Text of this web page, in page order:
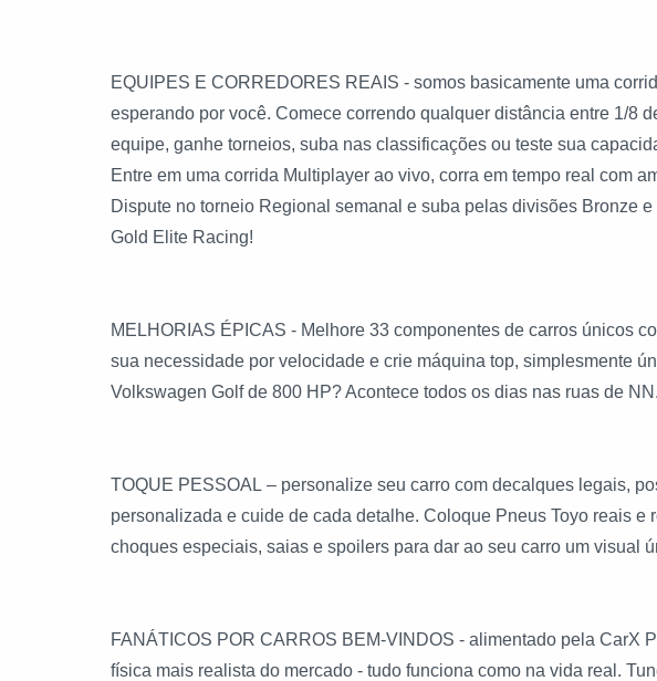
EQUIPES E CORREDORES REAIS - somos basicamente uma
esperando por você. Comece correndo qualquer distância entre 1/8
equipe, ganhe torneios, suba nas classificações ou teste sua
Entre em uma corrida Multiplayer ao vivo, corra em tempo real com
Dispute no torneio Regional semanal e suba pelas divisões Bronze
Gold Elite Racing!
MELHORIAS ÉPICAS - Melhore 33 componentes de carros únicos
sua necessidade por velocidade e crie máquina top, simplesmente
Volkswagen Golf de 800 HP? Acontece todos os dias nas ruas de NN.
TOQUE PESSOAL – personalize seu carro com decalques legais,
personalizada e cuide de cada detalhe. Coloque Pneus Toyo reais e
choques especiais, saias e spoilers para dar ao seu carro um visual
FANÁTICOS POR CARROS BEM-VINDOS - alimentado pela CarX
física mais realista do mercado - tudo funciona como na vida real.